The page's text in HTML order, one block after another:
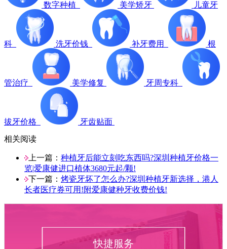
数字种植 美学矫牙 儿童牙
科 洗牙价钱 补牙费用 根
管治疗 美学修复 牙周专科
拔牙价格
牙齿贴面
相关阅读
上一篇： 种植牙后能立刻吃东西吗?深圳种植牙价格一
览|爱康健进口植体3680元起/颗!
下一篇： 烤瓷牙坏了怎么办?深圳种植牙新选择，港人
长者医疗券可用!附爱康健种牙收费价钱!
快捷服务